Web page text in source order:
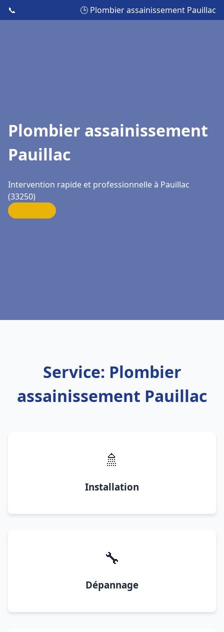
📞 🕒 Plombier assainissement Pauillac
Plombier assainissement
Pauillac
Intervention rapide et professionnelle à Pauillac
(33250)
Service: Plombier
assainissement Pauillac
🚿
Installation
🔧
Dépannage